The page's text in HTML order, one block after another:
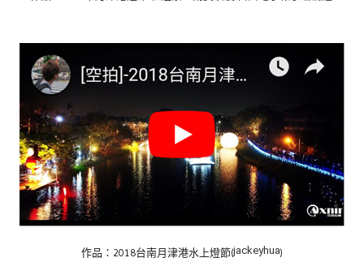
作品：2018台南月津港水上燈節(jackeyhua)